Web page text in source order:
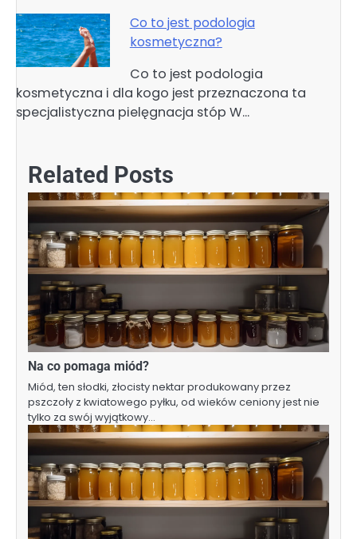
Co to jest podologia
kosmetyczna?
Co to jest podologia
kosmetyczna i dla kogo jest przeznaczona ta
specjalistyczna pielęgnacja stóp W…
Related Posts
Na co pomaga miód?
Miód, ten słodki, złocisty nektar produkowany przez
pszczoły z kwiatowego pyłku, od wieków ceniony jest nie
tylko za swój wyjątkowy…